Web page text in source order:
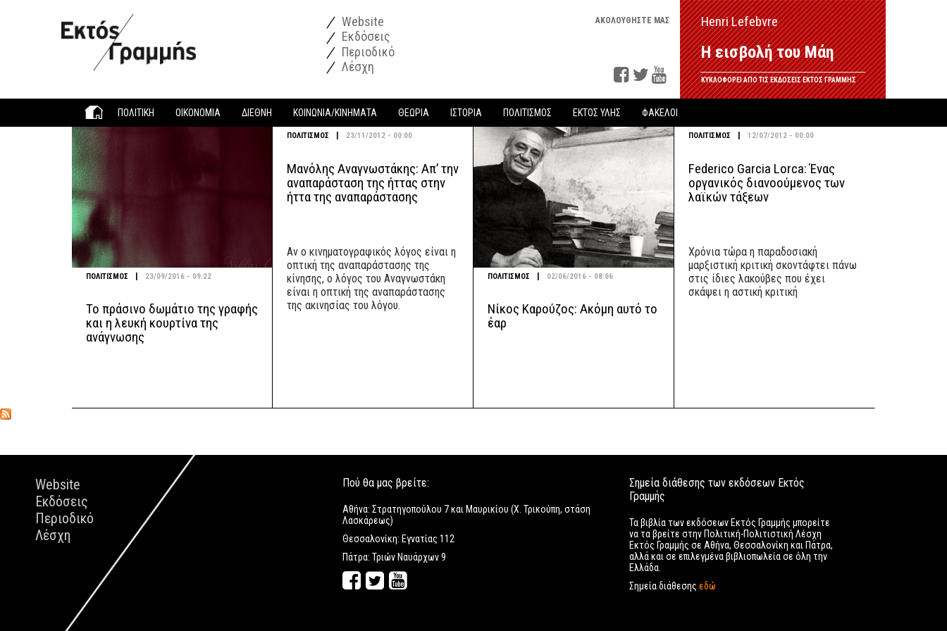
Website
Εκδόσεις
Περιοδικό
Λέσχη
ΑΚΟΛΟΥΘΗΣΤΕ ΜΑΣ Henri Lefebvre
Η εισβολή του Μάη
ΚΥΚΛΟΦΟΡΕΙ ΑΠΟ ΤΙΣ ΕΚΔΟΣΕΙΣ ΕΚΤΟΣ ΓΡΑΜΜΗΣ
ΠΟΛΙΤΙΚΗ ΟΙΚΟΝΟΜΙΑ ΔΙΕΘΝΗ ΚΟΙΝΩΝΙΑ/ΚΙΝΗΜΑΤΑ ΘΕΩΡΙΑ ΙΣΤΟΡΙΑ ΠΟΛΙΤΙΣΜΟΣ ΕΚΤΟΣ ΥΛΗΣ ΦΑΚΕΛΟΙ
ΠΟΛΙΤΙΣΜΟΣ | 23/09/2016 - 09:22
Το πράσινο δωμάτιο της γραφής
και η λευκή κουρτίνα της
ανάγνωσης
ΠΟΛΙΤΙΣΜΟΣ 23/11/2012 - 00:00
Μανόλης Αναγνωστάκης: Απ’ την
αναπαράσταση της ήττας στην
ήττα της αναπαράστασης
Αν ο κινηματογραφικός λόγος είναι η
οπτική της αναπαράστασης της
κίνησης, ο λόγος του Αναγνωστάκη
είναι η οπτική της αναπαράστασης
της ακινησίας του λόγου.
ΠΟΛΙΤΙΣΜΟΣ | 02/06/2016 - 08:06
Νίκος Καρούζος: Ακόμη αυτό το
έαρ
ΠΟΛΙΤΙΣΜΟΣ 12/07/2012 - 00:00
Federico Garcia Lorca: Ένας
οργανικός διανοούμενος των
λαϊκών τάξεων
Χρόνια τώρα η παραδοσιακή
μαρξιστική κριτική σκοντάφτει πάνω
στις ίδιες λακούβες που έχει
σκάψει η αστική κριτική
Website
Εκδόσεις
Περιοδικό
Λέσχη
Πού θα μας βρείτε:
Αθήνα: Στρατηγοπούλου 7 και Μαυρικίου (Χ. Τρικούπη, στάση
Λασκάρεως)
Θεσσαλονίκη: Εγνατίας 112
Πάτρα: Τριών Ναυάρχων 9
Σημεία διάθεσης των εκδόσεων Εκτός
Γραμμής
Τα βιβλία των εκδόσεων Εκτός Γραμμής μπορείτε
να τα βρείτε στην Πολιτική-Πολιτιστική Λέσχη
Εκτός Γραμμής σε Αθήνα, Θεσσαλονίκη και Πάτρα,
αλλά και σε επιλεγμένα βιβλιοπωλεία σε όλη την
Ελλάδα.
Σημεία διάθεσης εδώ